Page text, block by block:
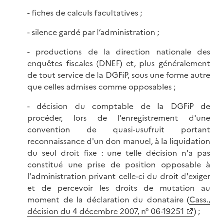
- fiches de calculs facultatives ;
- silence gardé par l’administration ;
- productions de la direction nationale des
enquêtes fiscales (DNEF) et, plus généralement
de tout service de la DGFiP, sous une forme autre
que celles admises comme opposables ;
- décision du comptable de la DGFiP de
procéder, lors de l'enregistrement d'une
convention de quasi-usufruit portant
reconnaissance d'un don manuel, à la liquidation
du seul droit fixe : une telle décision n'a pas
constitué une prise de position opposable à
l'administration privant celle-ci du droit d'exiger
et de percevoir les droits de mutation au
moment de la déclaration du donataire (Cass.,
décision du 4 décembre 2007, n° 06-19251
) ;